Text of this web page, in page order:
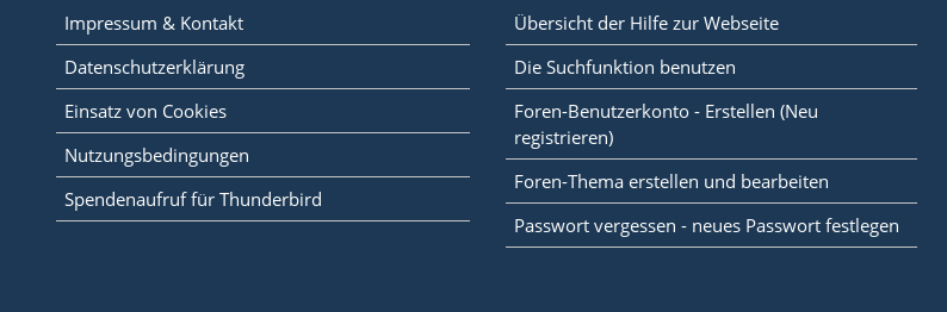
Impressum & Kontakt
Datenschutzerklärung
Einsatz von Cookies
Nutzungsbedingungen
Spendenaufruf für Thunderbird
Übersicht der Hilfe zur Webseite
Die Suchfunktion benutzen
Foren-Benutzerkonto - Erstellen (Neu
registrieren)
Foren-Thema erstellen und bearbeiten
Passwort vergessen - neues Passwort festlegen